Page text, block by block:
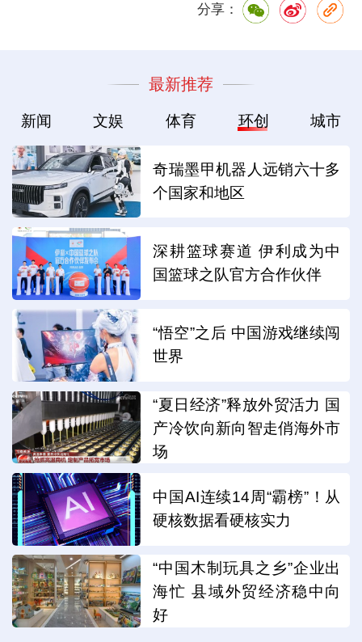
分享：
最新推荐
新闻 文娱 体育 环创 城市
奇瑞墨甲机器人远销六十多
个国家和地区
深耕篮球赛道 伊利成为中
国篮球之队官方合作伙伴
“悟空”之后 中国游戏继续闯
世界
“夏日经济”释放外贸活力 国
产冷饮向新向智走俏海外市
场
中国AI连续14周“霸榜”！从
硬核数据看硬核实力
“中国木制玩具之乡”企业出
海忙 县域外贸经济稳中向
好